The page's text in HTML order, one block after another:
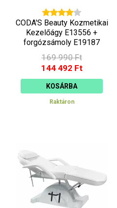
CODA'S Beauty Kozmetikai
Kezelőágy E13556 +
forgózsámoly E19187
169 990 Ft
144 492 Ft
KOSÁRBA
Raktáron